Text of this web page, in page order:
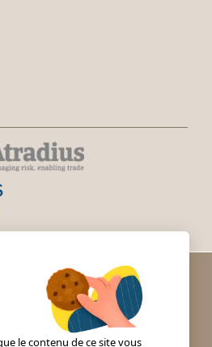
le contenu de ce site vous